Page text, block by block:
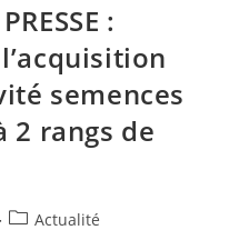
:
semences
2 rangs de
Actualité